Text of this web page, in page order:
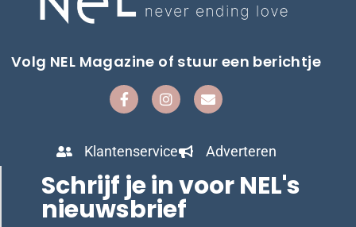
Volg NEL Magazine of stuur een berichtje
Klantenservice Adverteren
Schrijf je in voor NEL's
nieuwsbrief